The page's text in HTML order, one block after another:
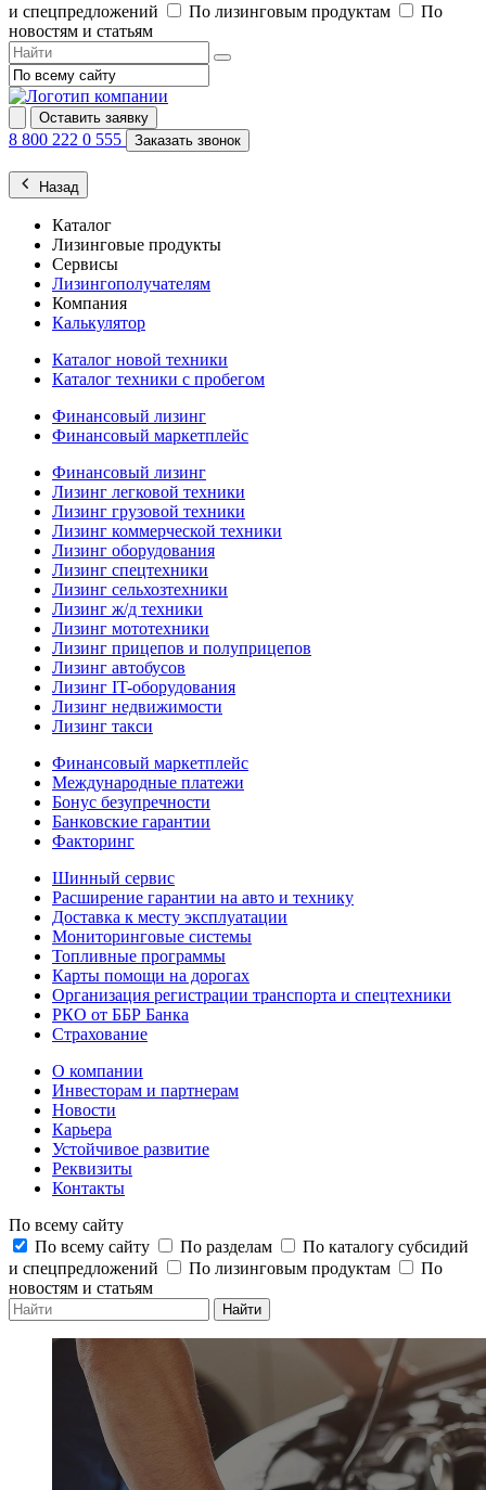
и спецпредложений
По лизинговым продуктам
По
новостям и статьям
Оставить заявку
8 800 222 0 555 Заказать звонок
Назад
Каталог
Лизинговые продукты
Сервисы
Лизингополучателям
Компания
Калькулятор
Каталог новой техники
Каталог техники с пробегом
Финансовый лизинг
Финансовый маркетплейс
Финансовый лизинг
Лизинг легковой техники
Лизинг грузовой техники
Лизинг коммерческой техники
Лизинг оборудования
Лизинг спецтехники
Лизинг сельхозтехники
Лизинг ж/д техники
Лизинг мототехники
Лизинг прицепов и полуприцепов
Лизинг автобусов
Лизинг IT-оборудования
Лизинг недвижимости
Лизинг такси
Финансовый маркетплейс
Международные платежи
Бонус безупречности
Банковские гарантии
Факторинг
Шинный сервис
Расширение гарантии на авто и технику
Доставка к месту эксплуатации
Мониторинговые системы
Топливные программы
Карты помощи на дорогах
Организация регистрации транспорта и спецтехники
РКО от ББР Банка
Страхование
О компании
Инвесторам и партнерам
Новости
Карьера
Устойчивое развитие
Реквизиты
Контакты
По всему сайту
По всему сайту
По разделам
По каталогу субсидий
и спецпредложений
По лизинговым продуктам
По
новостям и статьям
Найти